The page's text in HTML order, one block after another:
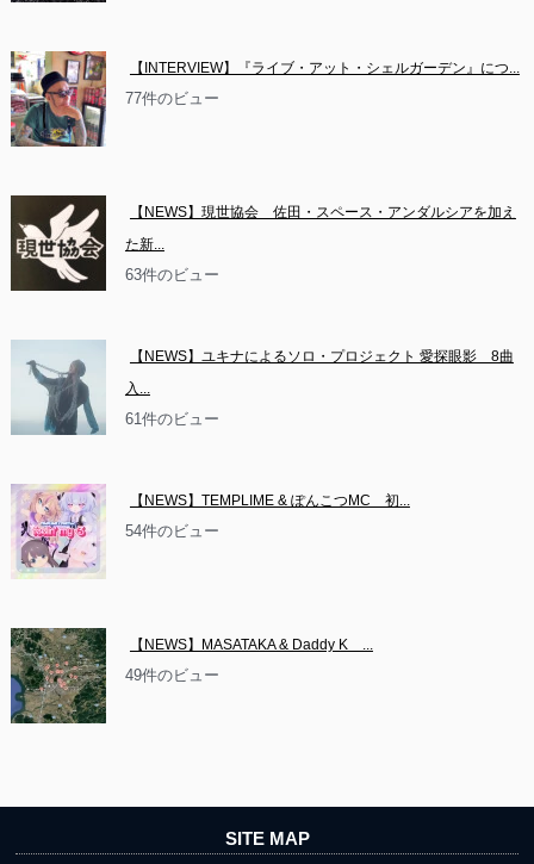
【INTERVIEW】『ライブ・アット・シェルガーデン』につ...
77件のビュー
【NEWS】現世協会　佐田・スペース・アンダルシアを加え
た新...
63件のビュー
【NEWS】ユキナによるソロ・プロジェクト 愛探眼影　8曲
入...
61件のビュー
【NEWS】TEMPLIME & ぽんこつMC　初...
54件のビュー
【NEWS】MASATAKA & Daddy K　...
49件のビュー
SITE MAP